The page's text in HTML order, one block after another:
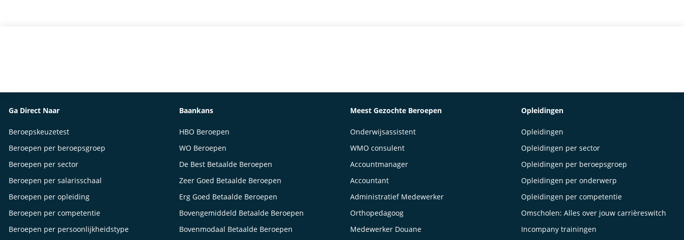
Ga Direct Naar
Beroepskeuzetest
Beroepen per beroepsgroep
Beroepen per sector
Beroepen per salarisschaal
Beroepen per opleiding
Beroepen per competentie
Beroepen per persoonlijkheidstype
Baankans
HBO Beroepen
WO Beroepen
De Best Betaalde Beroepen
Zeer Goed Betaalde Beroepen
Erg Goed Betaalde Beroepen
Bovengemiddeld Betaalde Beroepen
Bovenmodaal Betaalde Beroepen
Meest Gezochte Beroepen
Onderwijsassistent
WMO consulent
Accountmanager
Accountant
Administratief Medewerker
Orthopedagoog
Medewerker Douane
Opleidingen
Opleidingen
Opleidingen per sector
Opleidingen per beroepsgroep
Opleidingen per onderwerp
Opleidingen per competentie
Omscholen: Alles over jouw carrièreswitch
Incompany trainingen